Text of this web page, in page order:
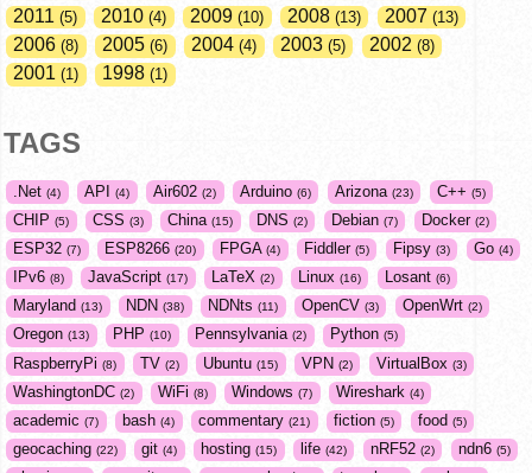
2011 5 2010 4 2009 10 2008 13 2007 13
2006 8 2005 6 2004 4 2003 5 2002 8
2001 1 1998 1
TAGS
.Net 4 API 4 Air602 2 Arduino 6 Arizona 23 C++ 5
CHIP 5 CSS 3 China 15 DNS 2 Debian 7 Docker 2
ESP32 7 ESP8266 20 FPGA 4 Fiddler 5 Fipsy 3 Go 4
IPv6 8 JavaScript 17 LaTeX 2 Linux 16 Losant 6
Maryland 13 NDN 38 NDNts 11 OpenCV 3 OpenWrt 2
Oregon 13 PHP 10 Pennsylvania 2 Python 5
RaspberryPi 8 TV 2 Ubuntu 15 VPN 2 VirtualBox 3
WashingtonDC 2 WiFi 8 Windows 7 Wireshark 4
academic 7 bash 4 commentary 21 fiction 5 food 5
geocaching 22 git 4 hosting 15 life 42 nRF52 2 ndn6 5